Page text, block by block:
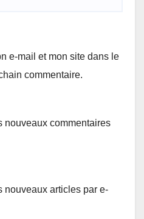
e-mail et mon site dans le
commentaire.
nouveaux commentaires
nouveaux articles par e-